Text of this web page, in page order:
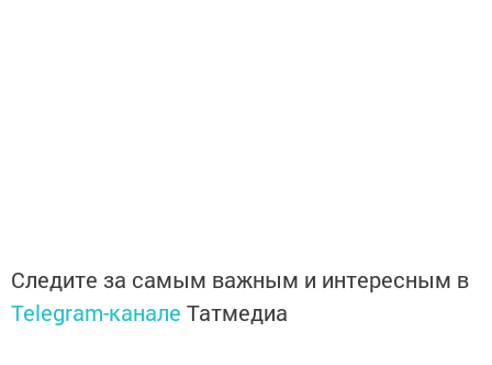
Следите за самым важным и интересным в
Telegram-канале Татмедиа